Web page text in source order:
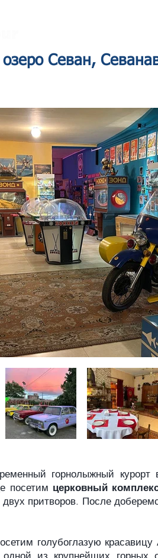
озеро Севан,
горнолыжный
посетим церковный
двух притворов. После
голубоглазую
из крупнейших горных